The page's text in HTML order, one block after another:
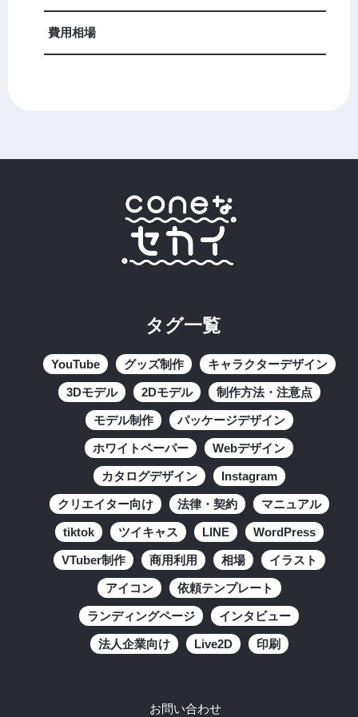
費用相場
タグ一覧
YouTube グッズ制作 キャラクターデザイン
3Dモデル 2Dモデル 制作方法・注意点
モデル制作 パッケージデザイン
ホワイトペーパー Webデザイン
カタログデザイン Instagram
クリエイター向け 法律・契約 マニュアル
tiktok ツイキャス LINE WordPress
VTuber制作 商用利用 相場 イラスト
アイコン 依頼テンプレート
ランディングページ インタビュー
法人企業向け Live2D 印刷
お問い合わせ